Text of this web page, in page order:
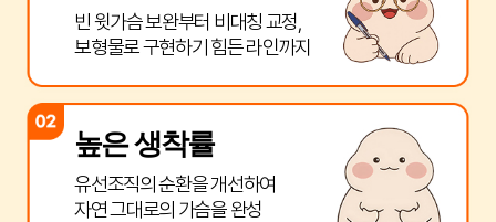
빈 윗가슴 보완부터 비대칭 교정,
보형물로 구현하기 힘든 라인까지
높은 생착률
유선조직의 순환을 개선하여
자연 그대로의 가슴을 완성